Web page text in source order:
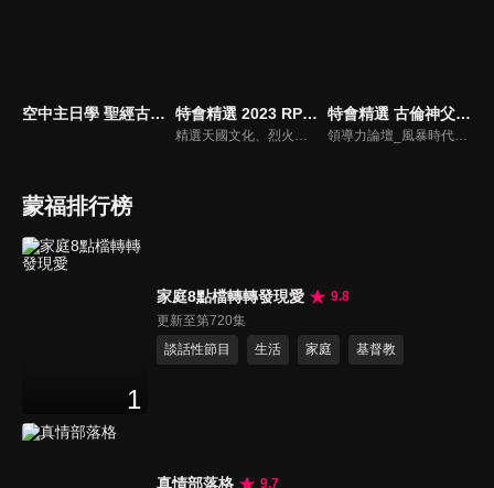
空中主日學 聖經古事今談 特會精選 2023 RPG為國復興禱告會 特會精選 古倫神父領導力論壇
蒙福排行榜
1
家庭8點檔轉轉發現愛
9.8
更新至第720集
談話性節目
生活 家庭 基督教
真情部落格
9.7